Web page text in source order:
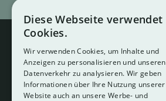
Diese Webseite verwendet
Cookies.
Wir verwenden Cookies, um Inhalte und
Anzeigen zu personalisieren und unseren
Datenverkehr zu analysieren. Wir geben
Informationen über Ihre Nutzung unserer
Website auch an unsere Werbe- und